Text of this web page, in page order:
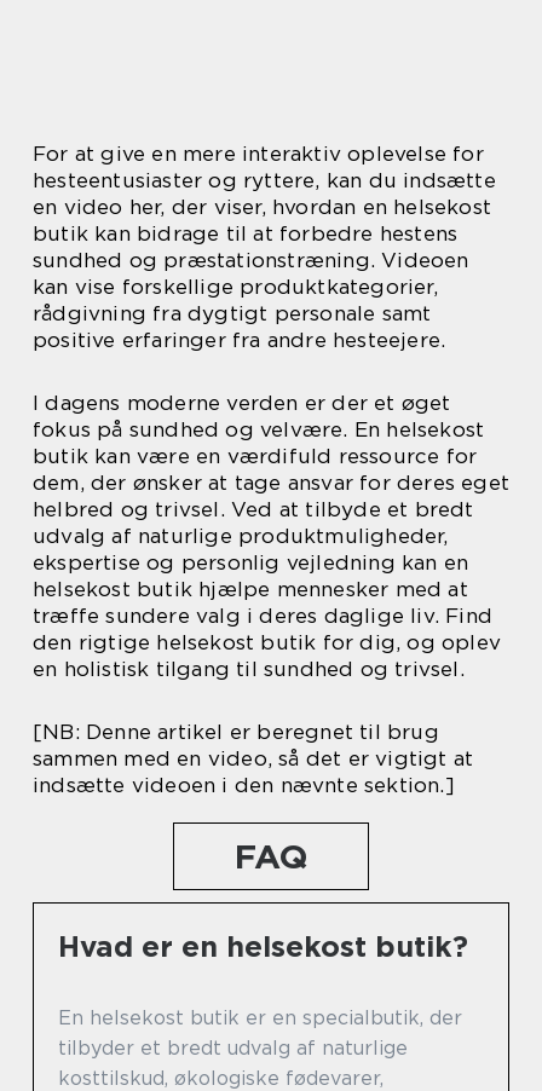
For at give en mere interaktiv oplevelse for
hesteentusiaster og ryttere, kan du indsætte
en video her, der viser, hvordan en helsekost
butik kan bidrage til at forbedre hestens
sundhed og præstationstræning. Videoen
kan vise forskellige produktkategorier,
rådgivning fra dygtigt personale samt
positive erfaringer fra andre hesteejere.
I dagens moderne verden er der et øget
fokus på sundhed og velvære. En helsekost
butik kan være en værdifuld ressource for
dem, der ønsker at tage ansvar for deres eget
helbred og trivsel. Ved at tilbyde et bredt
udvalg af naturlige produktmuligheder,
ekspertise og personlig vejledning kan en
helsekost butik hjælpe mennesker med at
træffe sundere valg i deres daglige liv. Find
den rigtige helsekost butik for dig, og oplev
en holistisk tilgang til sundhed og trivsel.
[NB: Denne artikel er beregnet til brug
sammen med en video, så det er vigtigt at
indsætte videoen i den nævnte sektion.]
FAQ
Hvad er en helsekost butik?
En helsekost butik er en specialbutik, der
tilbyder et bredt udvalg af naturlige
kosttilskud, økologiske fødevarer,